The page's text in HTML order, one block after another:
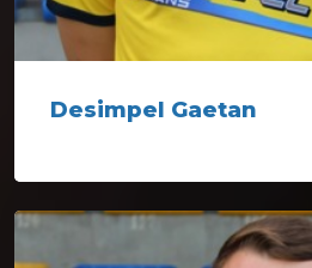
Desimpel Gaetan